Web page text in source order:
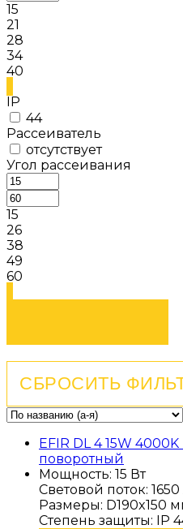
15
21
28
34
40
IP
44
Рассеиватель
отсутствует
Угол рассеивания
15
26
38
49
60
EFIR DL 4 15W
поворотный
Мощность: 15 Вт
Световой поток:
Размеры: D190x150
Степень защиты: IP